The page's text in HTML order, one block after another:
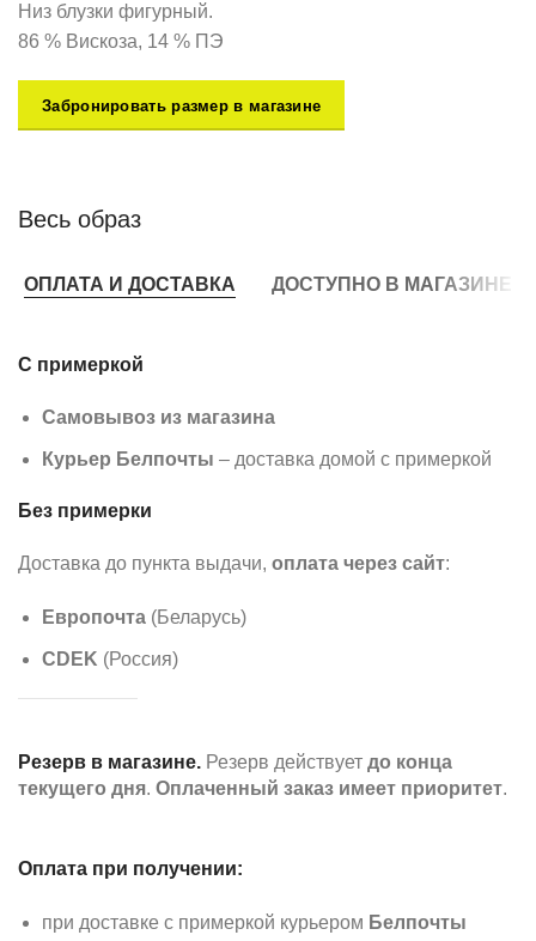
Низ блузки фигурный.
86 % Вискоза, 14 % ПЭ
Забронировать размер в магазине
Весь образ
ОПЛАТА И ДОСТАВКА ДОСТУПНО В МАГАЗИНЕ
С примеркой
Самовывоз из магазина
Курьер Белпочты – доставка домой с примеркой
Без примерки
Доставка до пункта выдачи, оплата через сайт:
Европочта (Беларусь)
CDEK (Россия)
Резерв в магазине. Резерв действует до конца
текущего дня. Оплаченный заказ имеет приоритет.
Оплата при получении:
при доставке с примеркой курьером Белпочты